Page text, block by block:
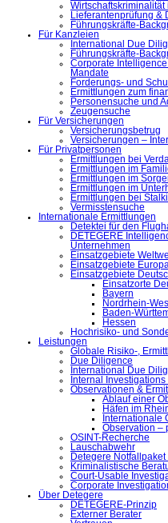
Wirtschaftskriminalität
Lieferantenprüfung &
Führungskräfte-
Für Kanzleien
International Due
Führungskräfte-
Corporate
Mandate
Forderungs- und
Ermittlungen zum
Personensuche und
Zeugensuche
Für Versicherungen
Versicherungsbetrug
Versicherungen –
Für Privatpersonen
Ermittlungen bei
Ermittlungen im
Ermittlungen im
Ermittlungen im
Ermittlungen bei
Vermisstensuche
Internationale Ermittlungen
Detektei für den
DETEGERE
Unternehmen
Einsatzgebiete
Einsatzgebiete Europa
Einsatzgebiete
Einsatzorte
Bayern
Nordrhein-
Baden-
Hessen
Hochrisiko- und
Leistungen
Globale Risiko-,
Due Diligence
International Due
Internal
Observationen &
Ablauf einer
Häfen im
Internationale
Observation –
OSINT-Recherche
Lauschabwehr
Detegere
Kriminalistische
Court-Usable
Corporate
Über Detegere
DETEGERE-Prinzip
Externer Berater